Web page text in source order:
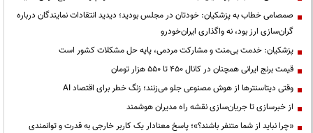
صمصامی خطاب به پزشکیان: خودتان در مجلس بودید؛ دیدید انتقادات نمایندگان درباره
گران‌سازی ارز بود، نه واگذاری ایران‌خودرو
پزشکیان: خدمت بی‌منت و مشارکت مردمی، پایه حل مشکلات کشور است
قیمت‌ برنج ایرانی همچنان در کانال ۴۵۰ تا ۵۵۰ هزار تومان
وقتی دیتاسنترها از هوش مصنوعی جلو می‌زنند؛ زنگ خطر برای اقتصاد AI
از خبرسازی تا جریان‌سازی نقشه راه مدیران هوشمند
«چرا نباید از شما متنفر باشند؟»؛ پاسخ معنادار یک کاربر خارجی به قدرت و توانمندی